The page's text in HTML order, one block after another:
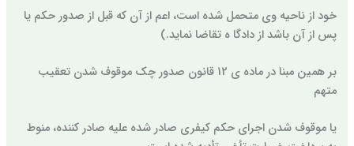
خود از ناحیه وی متحمل شده است، اعم از آن که قبل از صدور حکم یا
پس از آن باشد از دادگا ه تقاضا نماید.)
بر همین مبنا در ماده ی 12 قانون صدور چک موقوف شدن تعقیب
متهم
یا موقوف شدن اجرای حکم کیفری صادر شده علیه صادر کننده، منوط